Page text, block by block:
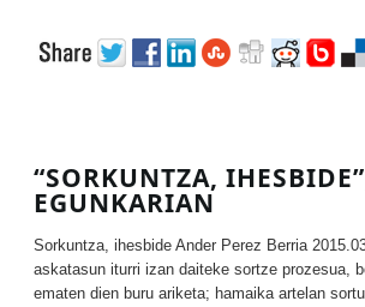
“SORKUNTZA,
EGUNKARIAN
Sorkuntza, ihesbide Ander Perez Berria
askatasun iturri izan daiteke sortze prozesua,
ematen dien buru ariketa; hamaika artelan